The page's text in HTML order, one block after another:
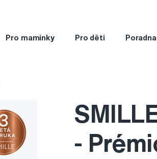
Pro maminky Pro děti Poradna
-